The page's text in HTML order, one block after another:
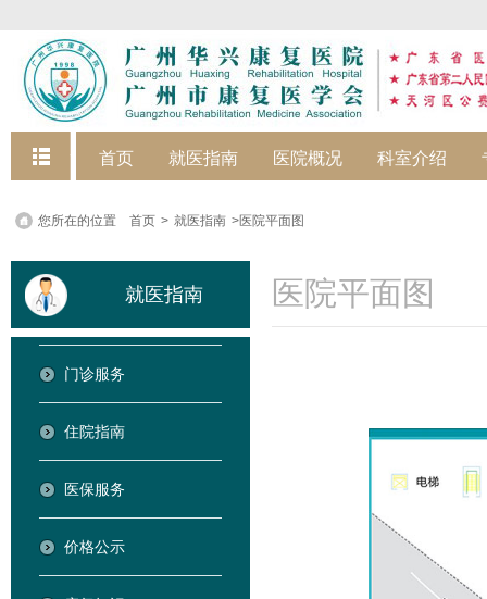
快捷菜单
首页 就医指南 医院概况 科室介绍
您所在的位置 首页 > 就医指南 >医院平面图
就医指南
门诊服务
住院指南
医保服务
价格公示
医院平面图